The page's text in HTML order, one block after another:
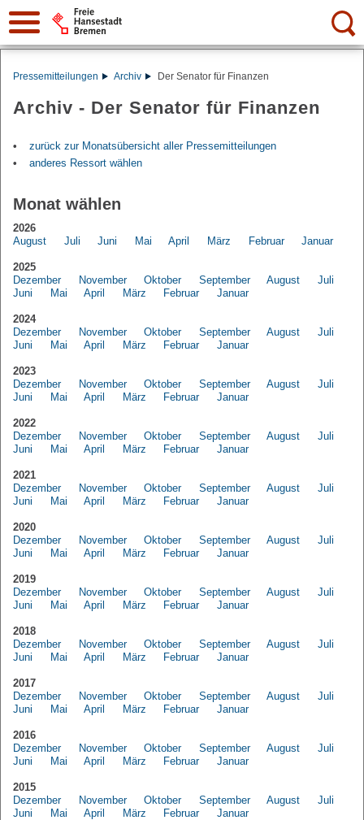
Suche:
Pressemitteilungen Archiv Der Senator für Finanzen
Archiv - Der Senator für Finanzen
zurück zur Monatsübersicht aller Pressemitteilungen
anderes Ressort wählen
Monat wählen
2026
August
Juli Juni Mai April März Februar Januar
2025
Dezember
November Oktober September August
Juli
Juni
Mai April März Februar Januar
2024
Dezember
November Oktober September August
Juli
Juni
Mai April März Februar Januar
2023
Dezember
November Oktober September August
Juli
Juni
Mai April März Februar Januar
2022
Dezember
November Oktober September August
Juli
Juni
Mai April März Februar Januar
2021
Dezember
November Oktober September August
Juli
Juni
Mai April März Februar Januar
2020
Dezember
November Oktober September August
Juli
Juni
Mai April März Februar Januar
2019
Dezember
November Oktober September August
Juli
Juni
Mai April März Februar Januar
2018
Dezember
November Oktober September August
Juli
Juni
Mai April März Februar Januar
2017
Dezember
November Oktober September August
Juli
Juni
Mai April März Februar Januar
2016
Dezember
November Oktober September August
Juli
Juni
Mai April März Februar Januar
2015
Dezember
November Oktober September August
Juli
Juni
Mai April März Februar Januar